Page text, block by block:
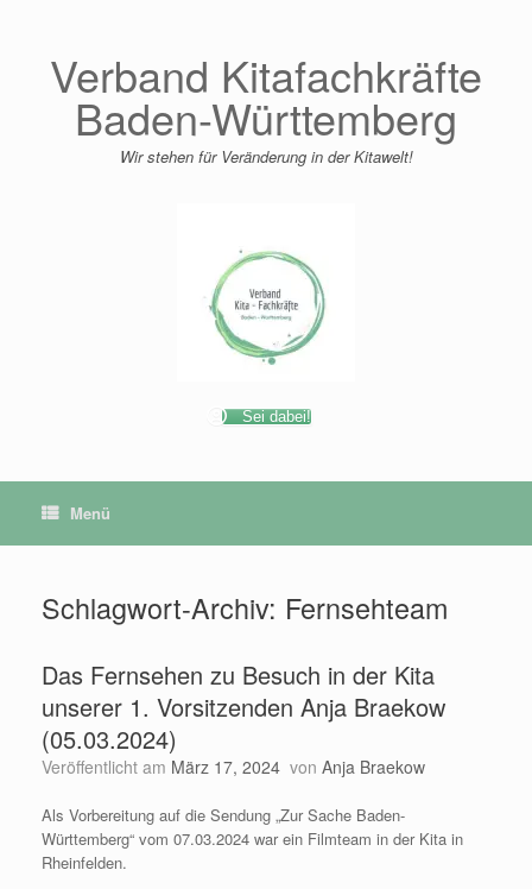
Verband Kitafachkräfte
Baden-Württemberg
Wir stehen für Veränderung in der Kitawelt!
Sei dabei!
Menü
Schlagwort-Archiv: Fernsehteam
Das Fernsehen zu Besuch in der Kita
unserer 1. Vorsitzenden Anja Braekow
(05.03.2024)
Veröffentlicht am März 17, 2024 von Anja Braekow
Als Vorbereitung auf die Sendung „Zur Sache Baden-
Württemberg“ vom 07.03.2024 war ein Filmteam in der Kita in
Rheinfelden.